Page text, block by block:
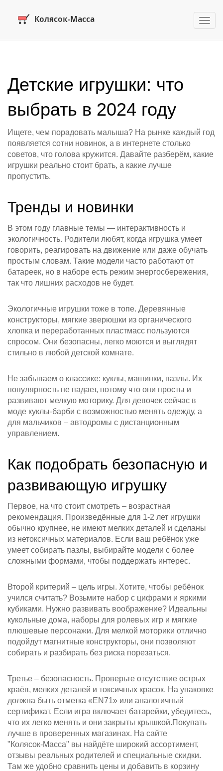
Детские игрушки: что
выбрать в 2024 году
Ищете, чем порадовать малыша? На рынке каждый год
появляется сотни новинок, а в интернете столько
советов, что голова кружится. Давайте разберём, какие
игрушки реально стоит брать, а какие лучше
пропустить.
Тренды и новинки
В этом году главные темы — интерактивность и
экологичность. Родители любят, когда игрушка умеет
говорить, реагировать на движение или даже обучать
простым словам. Такие модели часто работают от
батареек, но в наборе есть режим энергосбережения,
так что лишних расходов не будет.
Экологичные игрушки тоже в топе. Деревянные
конструкторы, мягкие зверюшки из органического
хлопка и переработанных пластмасс пользуются
спросом. Они безопасны, легко моются и выглядят
стильно в любой детской комнате.
Не забываем о классике: куклы, машинки, пазлы. Их
популярность не падает, потому что они просты и
развивают мелкую моторику. Для девочек сейчас в
моде куклы‑барби с возможностью менять одежду, а
для мальчиков – автодромы с дистанционным
управлением.
Как подобрать безопасную и
развивающую игрушку
Первое, на что стоит смотреть – возрастная
рекомендация. Произведённые для 1‑2 лет игрушки
обычно крупнее, не имеют мелких деталей и сделаны
из нетоксичных материалов. Если ваш ребёнок уже
умеет собирать пазлы, выбирайте модели с более
сложными формами, чтобы поддержать интерес.
Второй критерий – цель игры. Хотите, чтобы ребёнок
учился считать? Возьмите набор с цифрами и яркими
кубиками. Нужно развивать воображение? Идеальны
кукольные дома, наборы для ролевых игр и мягкие
плюшевые персонажи. Для мелкой моторики отлично
подойдут магнитные конструкторы, они позволяют
собирать и разбирать без риска порезаться.
Третье – безопасность. Проверьте отсутствие острых
краёв, мелких деталей и токсичных красок. На упаковке
должна быть отметка «EN71» или аналогичный
сертификат. Если игра включает батарейки, убедитесь,
что их легко менять и они закрыты крышкой.Покупать
лучше в проверенных магазинах. На сайте
"Колясок‑Масса" вы найдёте широкий ассортимент,
отзывы реальных родителей и специальные скидки.
Там же удобно сравнить цены и добавить в корзину